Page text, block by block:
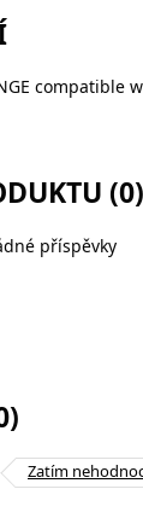
(0)
příspěvky
Zatím